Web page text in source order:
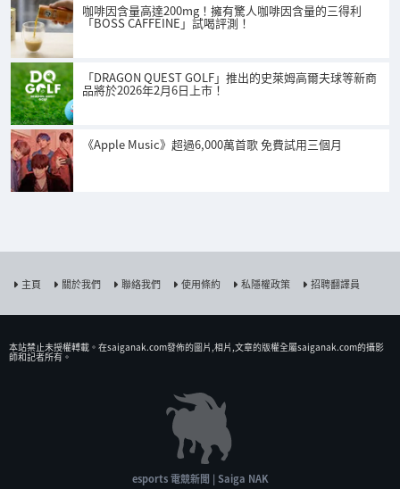
咖啡因含量高達200mg！擁有驚人咖啡因含量的三得利
「BOSS CAFFEINE」試喝評測！
「DRAGON QUEST GOLF」推出的史萊姆高爾夫球等新商
品將於2026年2月6日上市！
《Apple Music》超過6,000萬首歌 免費試用三個月
主頁 關於我們 聯絡我們 使用條約 私隱權政策 招聘翻譯員
本站禁止未授權𨍭載。在saiganak.com發佈的圖片,相片,文章的版權全屬saiganak.com的攝影
師和記者所有。
esports 電競新聞 | Saiga NAK